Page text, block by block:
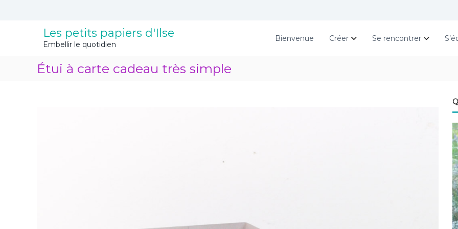
Les petits papiers d'Ilse
Embellir le quotidien
Bienvenue Créer Se rencontrer
Étui à carte cadeau très simple